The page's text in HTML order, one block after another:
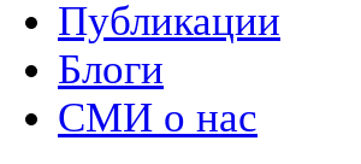
Публикации
Блоги
СМИ о нас